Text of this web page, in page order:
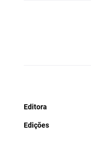
Editora
Edições